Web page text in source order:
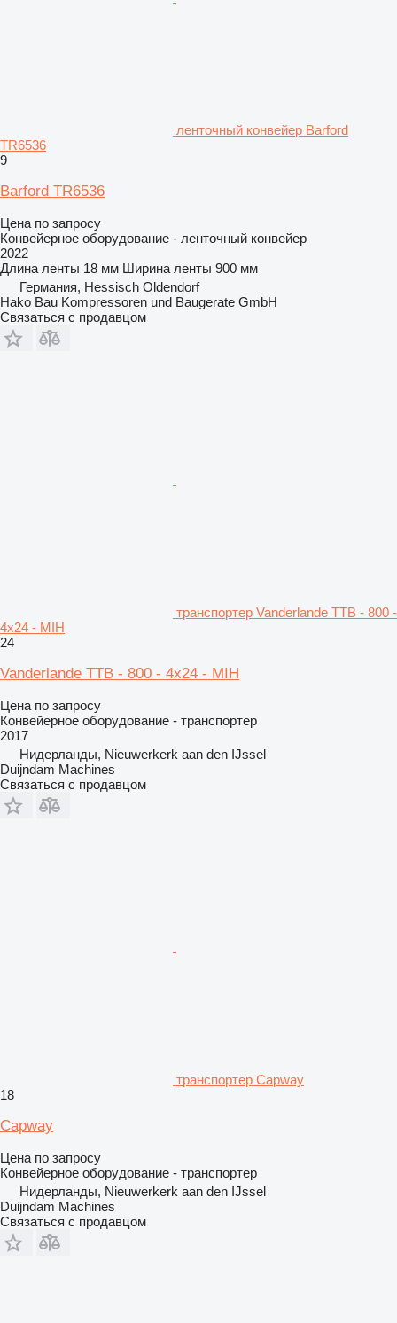
ленточный конвейер Barford
TR6536
9
Barford TR6536
Цена по запросу
Конвейерное оборудование - ленточный конвейер
2022
Длина ленты 18 мм Ширина ленты 900 мм
Германия, Hessisch Oldendorf
Hako Bau Kompressoren und Baugerate GmbH
Связаться с продавцом
транспортер Vanderlande TTB - 800 -
4x24 - MIH
24
Vanderlande TTB - 800 - 4x24 - MIH
Цена по запросу
Конвейерное оборудование - транспортер
2017
Нидерланды, Nieuwerkerk aan den IJssel
Duijndam Machines
Связаться с продавцом
транспортер Capway
18
Capway
Цена по запросу
Конвейерное оборудование - транспортер
Нидерланды, Nieuwerkerk aan den IJssel
Duijndam Machines
Связаться с продавцом